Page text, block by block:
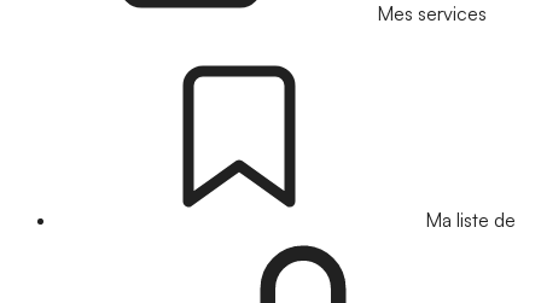
Mes services
Ma liste de